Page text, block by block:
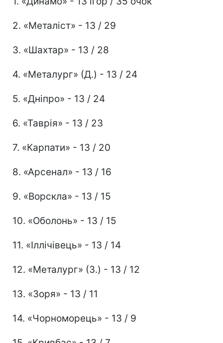
2. «Металіст» - 13 / 29
3. «Шахтар» - 13 / 28
4. «Металург» (Д.) - 13 / 24
5. «Дніпро» - 13 / 24
6. «Таврія» - 13 / 23
7. «Карпати» - 13 / 20
8. «Арсенал» - 13 / 16
9. «Ворскла» - 13 / 15
10. «Оболонь» - 13 / 15
11. «Іллічівець» - 13 / 14
12. «Металург» (З.) - 13 / 12
13. «Зоря» - 13 / 11
14. «Чорноморець» - 13 / 9